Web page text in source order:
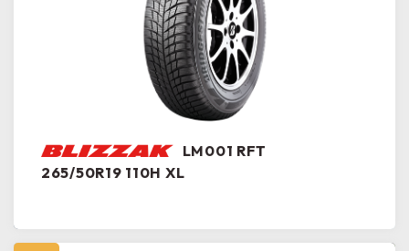
LM001 RFT
265/50R19 110H XL